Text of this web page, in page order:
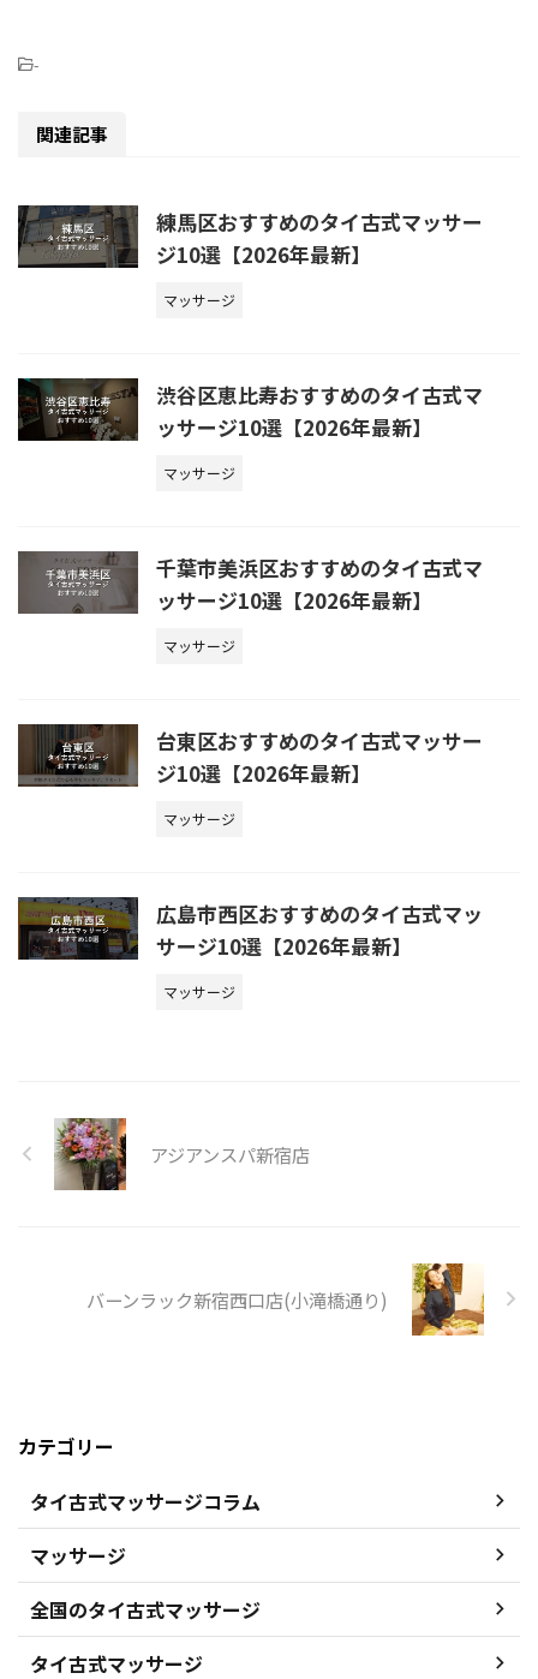
-
関連記事
練馬区おすすめのタイ古式マッサー
ジ10選【2026年最新】
マッサージ
渋谷区恵比寿おすすめのタイ古式マ
ッサージ10選【2026年最新】
マッサージ
千葉市美浜区おすすめのタイ古式マ
ッサージ10選【2026年最新】
マッサージ
台東区おすすめのタイ古式マッサー
ジ10選【2026年最新】
マッサージ
広島市西区おすすめのタイ古式マッ
サージ10選【2026年最新】
マッサージ
アジアンスパ新宿店
バーンラック新宿西口店(小滝橋通り)
カテゴリー
タイ古式マッサージコラム
マッサージ
全国のタイ古式マッサージ
タイ古式マッサージ